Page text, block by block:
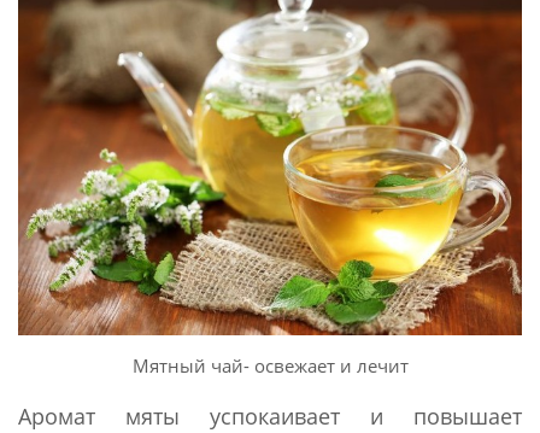
Мятный чай- освежает и лечит
Аромат мяты успокаивает и повышает